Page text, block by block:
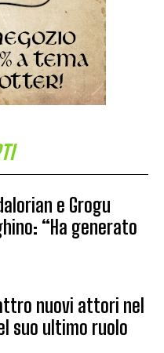
e Grogu
“Ha generato
nuovi attori nel
suo ultimo ruolo